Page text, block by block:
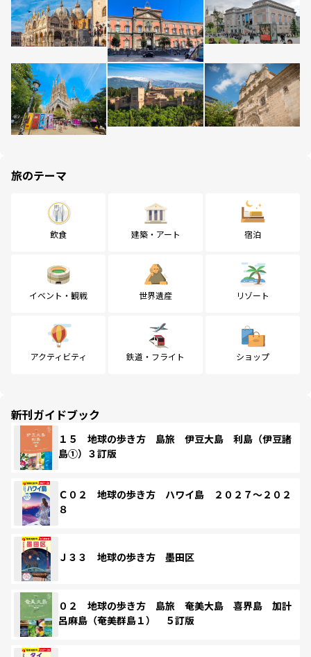
旅のテーマ
飲食 建築・アート 宿泊
イベント・観戦 世界遺産 リゾート
アクティビティ 鉄道・フライト ショップ
新刊ガイドブック
１５ 地球の歩き方 島旅 伊豆大島 利島（伊豆諸
島①）３訂版
Ｃ０２ 地球の歩き方 ハワイ島 ２０２７～２０２
８
Ｊ３３ 地球の歩き方 墨田区
０２ 地球の歩き方 島旅 奄美大島 喜界島 加計
呂麻島（奄美群島１） ５訂版